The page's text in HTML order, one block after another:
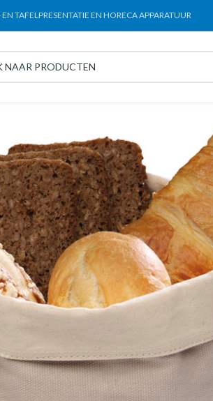
TAFELPRESENTATIE EN HORECA APPARATUUR